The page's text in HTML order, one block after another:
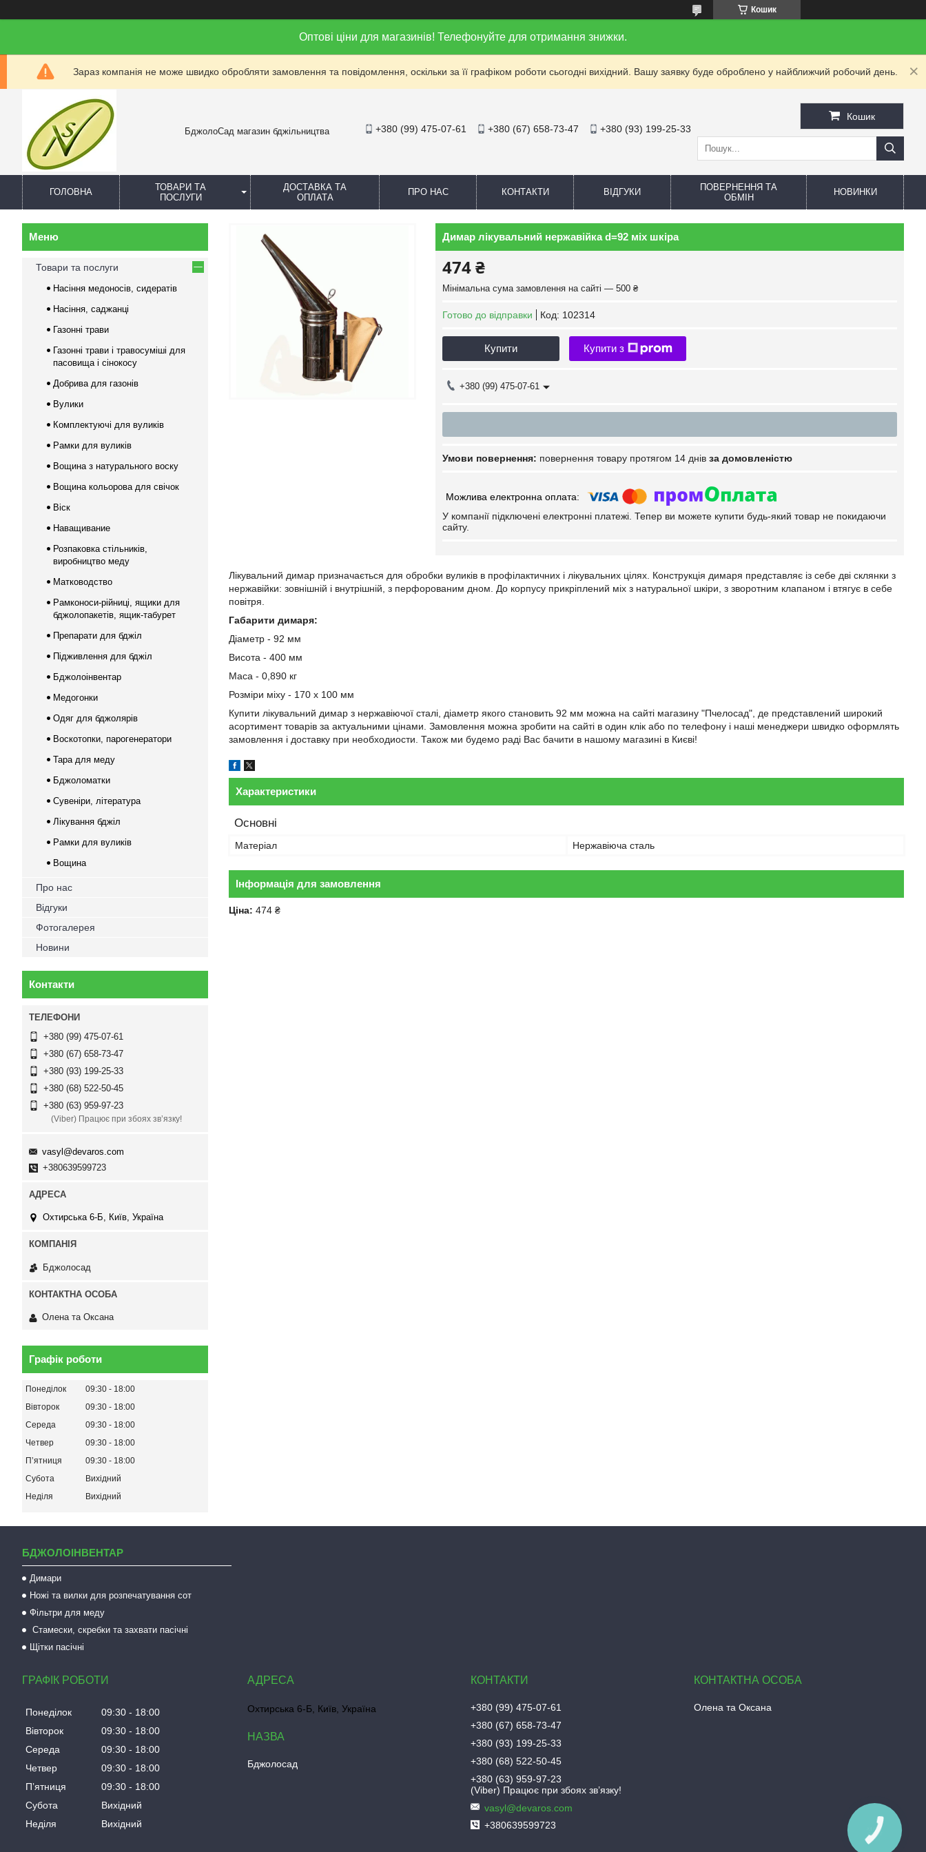
Кошик
Оптові ціни для магазинів! Телефонуйте для отримання знижки.
Зараз компанія не може швидко обробляти замовлення та повідомлення, оскільки за її графіком роботи сьогодні вихідний. Вашу заявку буде оброблено у найближчий робочий день.
БджолоСад магазин бджільництва +380 (99) 475-07-61 +380 (67) 658-73-47 +380 (93) 199-25-33
Кошик
ГОЛОВНА
ТОВАРИ ТА
ПОСЛУГИ
ДОСТАВКА ТА
ОПЛАТА
ПРО НАС КОНТАКТИ ВІДГУКИ
ПОВЕРНЕННЯ ТА
ОБМІН
НОВИНКИ
Димар лікувальний нержавійка d=92 міх шкіра
474 ₴
Мінімальна сума замовлення на сайті — 500 ₴
Готово до відправки Код: 102314
Купити Купити з
+380 (99) 475-07-61
повернення товару протягом 14 днів за домовленістю
У компанії підключені електронні платежі. Тепер ви можете купити будь-який товар не покидаючи
сайту.
Лікувальний димар призначається для обробки вуликів в профілактичних і лікувальних цілях. Конструкція димаря представляє із себе дві склянки з
нержавійки: зовнішній і внутрішній, з перфорованим дном. До корпусу прикріплений міх з натуральної шкіри, з зворотним клапаном і втягує в себе
повітря.
Габарити димаря:
Діаметр - 92 мм
Висота - 400 мм
Маса - 0,890 кг
Розміри міху - 170 х 100 мм
Купити лікувальний димар з нержавіючої сталі, діаметр якого становить 92 мм можна на сайті магазину "Пчелосад", де представлений широкий
асортимент товарів за актуальними цінами. Замовлення можна зробити на сайті в один клік або по телефону і наші менеджери швидко оформлять
замовлення і доставку при необходиости. Також ми будемо раді Вас бачити в нашому магазині в Києві!
Характеристики
Основні
Матеріал Нержавіюча сталь
Інформація для замовлення
Ціна: 474 ₴
Товари та послуги
Насіння медоносів, сидератів
Насіння, саджанці
Газонні трави
Газонні трави і травосуміші для
пасовища і сінокосу
Добрива для газонів
Вулики
Комплектуючі для вуликів
Рамки для вуликів
Вощина з натурального воску
Вощина кольорова для свічок
Віск
Наващивание
Розпаковка стільників,
виробництво меду
Матководство
Рамконоси-рійниці, ящики для
бджолопакетів, ящик-табурет
Препарати для бджіл
Підживлення для бджіл
Бджолоінвентар
Медогонки
Одяг для бджолярів
Воскотопки, парогенератори
Тара для меду
Бджоломатки
Сувеніри, література
Лікування бджіл
Рамки для вуликів
Вощина
Про нас
Відгуки
Фотогалерея
Новини
Контакти
+380 (99) 475-07-61
+380 (67) 658-73-47
+380 (93) 199-25-33
+380 (68) 522-50-45
+380 (63) 959-97-23
(Viber) Працює при збоях зв’язку!
vasyl@devaros.com
+380639599723
Охтирська 6-Б, Київ, Україна
Бджолосад
Олена та Оксана
Графік роботи
Понеділок 09:30
18:00
Вівторок
09:30
18:00
Середа
09:30
18:00
Четвер
09:30
18:00
Пʼятниця
09:30
18:00
Субота
Вихідний
Неділя
Вихідний
БДЖОЛОІНВЕНТАР
Димари
Ножі та вилки для розпечатування сот
Фільтри для меду
Стамески, скребки та захвати пасічні
Щітки пасічні
ГРАФІК РОБОТИ
Понеділок 09:30
18:00
Вівторок
09:30
18:00
Середа
09:30
18:00
Четвер
09:30
18:00
Пʼятниця
09:30
18:00
Субота
Вихідний
Неділя
Вихідний
Охтирська 6-Б, Київ, Україна
Бджолосад
+380 (99) 475-07-61
+380 (67) 658-73-47
+380 (93) 199-25-33
+380 (68) 522-50-45
+380 (63) 959-97-23
(Viber) Працює при збоях зв’язку!
vasyl@devaros.com
+380639599723
Олена та Оксана